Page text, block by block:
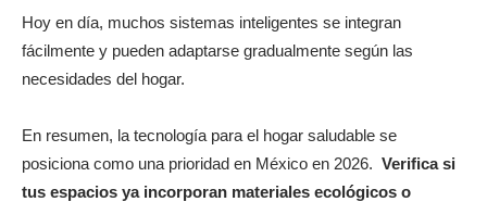
Hoy en día, muchos sistemas inteligentes se integran
fácilmente y pueden adaptarse gradualmente según las
necesidades del hogar.
En resumen, la tecnología para el hogar saludable se
posiciona como una prioridad en México en 2026. Verifica si
tus espacios ya incorporan materiales ecológicos o